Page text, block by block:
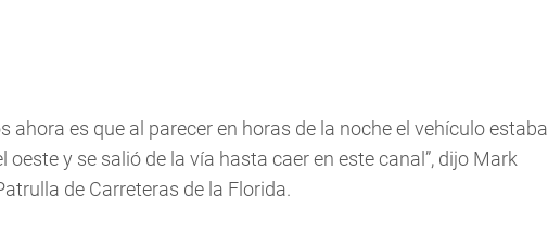
ahora es que al parecer en horas de la noche el vehículo estaba
oeste y se salió de la vía hasta caer en este canal”, dijo Mark
de Carreteras de la Florida.